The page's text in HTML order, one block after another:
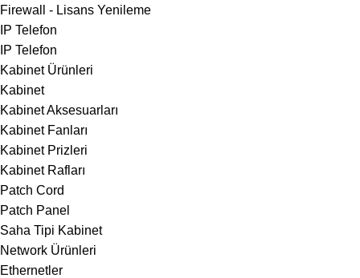
Firewall - Lisans Yenileme
IP Telefon
IP Telefon
Kabinet Ürünleri
Kabinet
Kabinet Aksesuarları
Kabinet Fanları
Kabinet Prizleri
Kabinet Rafları
Patch Cord
Patch Panel
Saha Tipi Kabinet
Network Ürünleri
Ethernetler